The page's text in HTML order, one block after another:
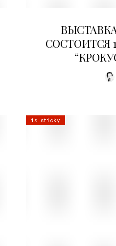
СОСТОИТСЯ
is sticky